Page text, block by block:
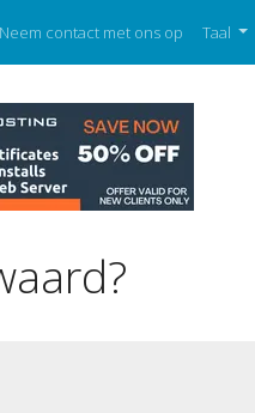
Neem contact met ons op Taal